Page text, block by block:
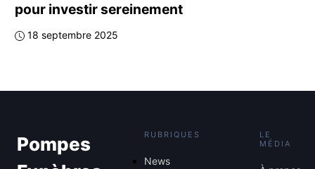
pour investir sereinement
18 septembre 2025
Pompes
RUBRIQUES
News
LE
MÉDIA